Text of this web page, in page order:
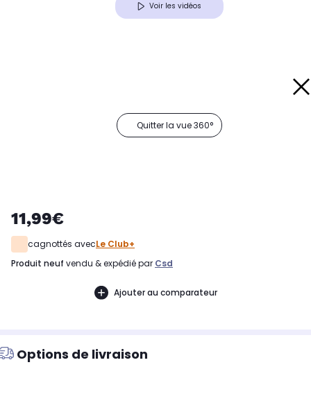
Voir les vidéos
Quitter la vue 360°
11,99€
cagnottés avecLe Club+
produit neuf vendu & expédié par Csd
Ajouter au comparateur
Options de livraison